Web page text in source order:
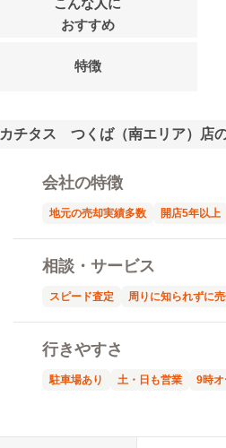
こんな人に
おすすめ
特徴
カチタス つくば（南エリア）店
会社の特徴
地元の売却実績多数 開店5年以上
相談・サービス
スピード査定 周りに知られずに
行きやすさ
駐車場あり 土・日も営業 9時